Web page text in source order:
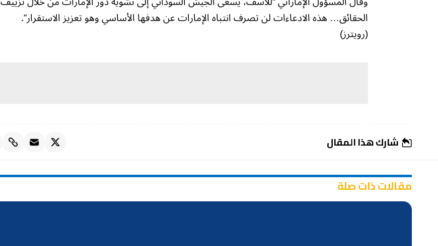
الحقائق… هذه الادعاءات لن تصرف انتباه الإمارات عن هدفها الأساسي وهو تعزيز الاستقرار”.
(رويترز)
شارك هذا المقال
مقالات ذات صلة